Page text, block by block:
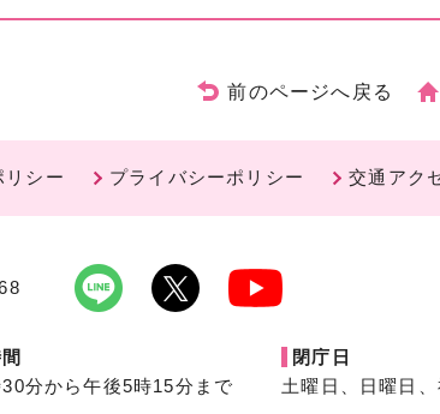
前のページへ戻る
リシー プライバシーポリシー 交通アク
分から午後5時15分まで
閉庁日
土曜日、日曜日